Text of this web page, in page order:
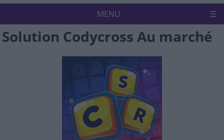
MENU
Accueil Politique de confidentialité
Solution Codycross Au marché